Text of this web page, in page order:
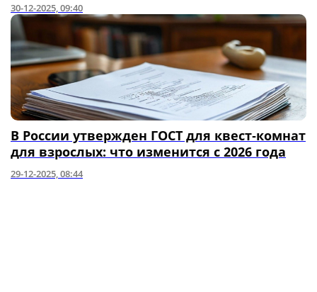
30-12-2025, 09:40
В России утвержден ГОСТ для квест‑комнат
для взрослых: что изменится с 2026 года
29-12-2025, 08:44